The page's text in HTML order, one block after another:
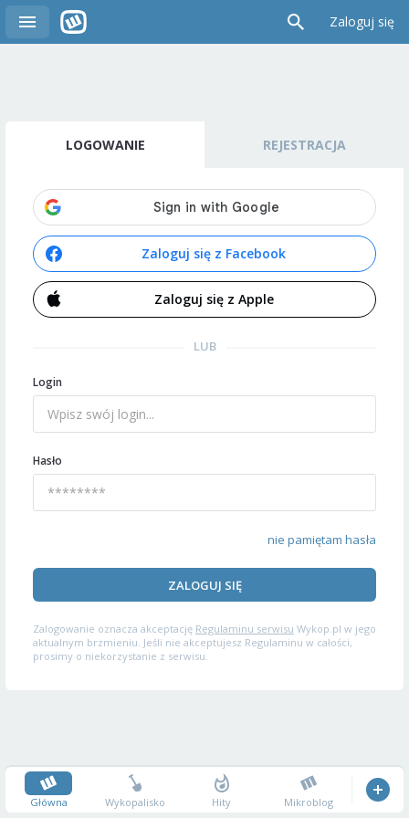
Zaloguj się
LOGOWANIE REJESTRACJA
Zaloguj się z Facebook
Zaloguj się z Apple
LUB
Login
Hasło
nie pamiętam hasła
ZALOGUJ SIĘ
Zalogowanie oznacza akceptację Regulaminu serwisu Wykop.pl w jego
aktualnym brzmieniu. Jeśli nie akceptujesz Regulaminu w całości,
prosimy o niekorzystanie z serwisu.
Główna Wykopalisko Hity Mikroblog